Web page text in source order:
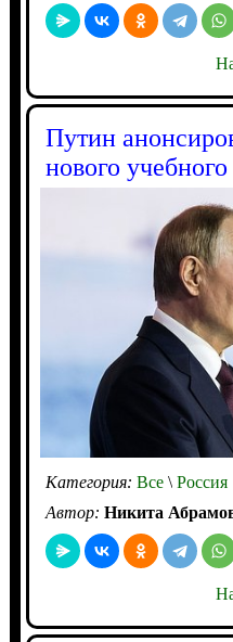
Путин
нового
Категория: Все\Россия
Автор: Никита